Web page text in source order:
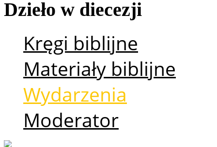
Dzieło w diecezji
Kręgi biblijne
Materiały biblijne
Wydarzenia
Moderator